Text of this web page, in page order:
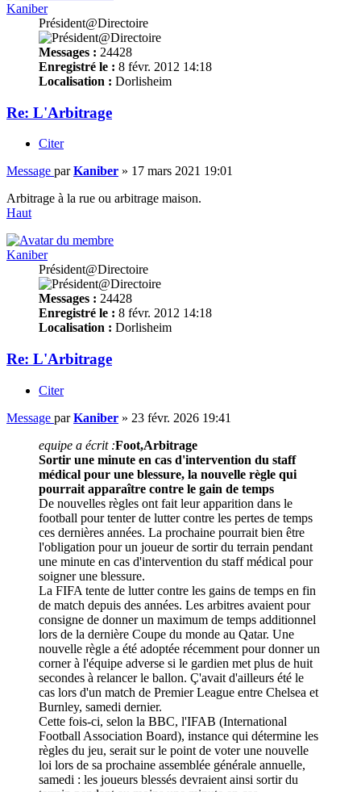
Kaniber
Président@Directoire
Messages : 24428
Enregistré le : 8 févr. 2012 14:18
Localisation : Dorlisheim
Re: L'Arbitrage
Citer
Message parKaniber » 17 mars 2021 19:01
Arbitrage à la rue ou arbitrage maison.
Haut
Kaniber
Président@Directoire
Messages : 24428
Enregistré le : 8 févr. 2012 14:18
Localisation : Dorlisheim
Re: L'Arbitrage
Citer
Message parKaniber » 23 févr. 2026 19:41
equipe a écrit :Foot,Arbitrage
Sortir une minute en cas d'intervention du staff
médical pour une blessure, la nouvelle règle qui
pourrait apparaître contre le gain de temps
De nouvelles règles ont fait leur apparition dans le
football pour tenter de lutter contre les pertes de temps
ces dernières années. La prochaine pourrait bien être
l'obligation pour un joueur de sortir du terrain pendant
une minute en cas d'intervention du staff médical pour
soigner une blessure.
La FIFA tente de lutter contre les gains de temps en fin
de match depuis des années. Les arbitres avaient pour
consigne de donner un maximum de temps additionnel
lors de la dernière Coupe du monde au Qatar. Une
nouvelle règle a été adoptée récemment pour donner un
corner à l'équipe adverse si le gardien met plus de huit
secondes à relancer le ballon. Ç'avait d'ailleurs été le
cas lors d'un match de Premier League entre Chelsea et
Burnley, samedi dernier.
Cette fois-ci, selon la BBC, l'IFAB (International
Football Association Board), instance qui détermine les
règles du jeu, serait sur le point de voter une nouvelle
loi lors de sa prochaine assemblée générale annuelle,
samedi : les joueurs blessés devraient ainsi sortir du